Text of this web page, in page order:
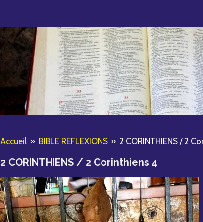
Accueil » BIBLE REFLEXIONS » 2 CORINTHIENS / 2
2 CORINTHIENS / 2 Corinthiens 4